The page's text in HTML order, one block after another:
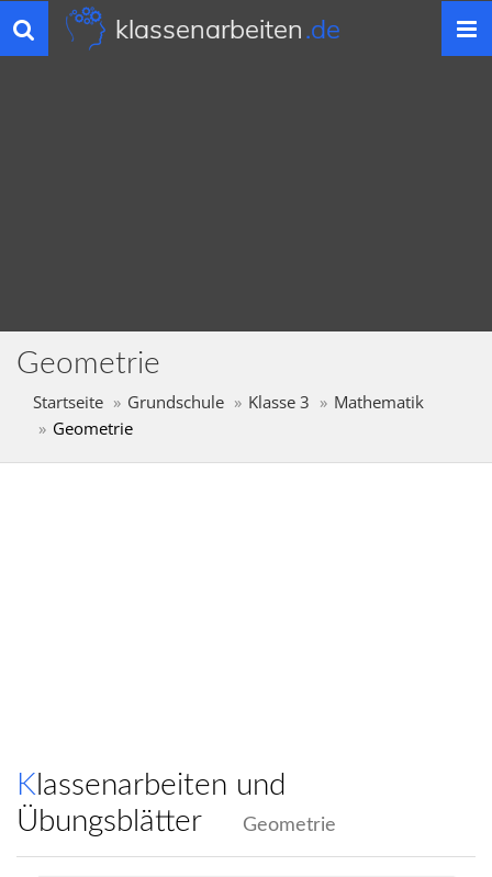
Toggle
navigation
klassenarbeiten.de
Geometrie
Startseite Grundschule Klasse 3
Mathematik
Geometrie
Klassenarbeiten und
Übungsblätter
Geometrie